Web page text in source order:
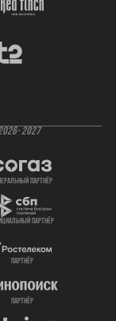
2027
партнёр
партнёр
партнёр
партнёр